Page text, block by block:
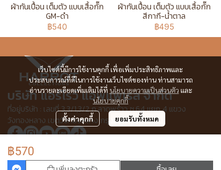
ผ้ากันเปื้อน เต็มตัว แบบเสื้อกั๊ก
GM-ดำ
฿540
ผ้ากันเปื้อน เต็มตัว แบบเสื้อกั๊ก
สีกากี-น้ำตาล
฿495
฿570
เว็บไซต์นี้มีการใช้งานคุกกี้ เพื่อเพิ่มประสิทธิภาพและ
ประสบการณ์ที่ดีในการใช้งานเว็บไซต์ของท่าน ท่านสามารถ
อ่านรายละเอียดเพิ่มเติมได้ที่ นโยบายความเป็นส่วนตัว และ
นโยบายคุกกี้
ตั้งค่าคุกกี้ ยอมรับทั้งหมด
บริษัท แอร์โรว์ แอพแพเรล จำกัด
ที่อยู่บริษัท : เลขที่ 3,3/1,3/2 ก.ลาดพร้าว ซ.64 แยก 4 แขวง
วังทองหลาง เขตวังทองหลาง กรุงเทพฯ 10310
© Copyright 2025 All Rights Reserved.